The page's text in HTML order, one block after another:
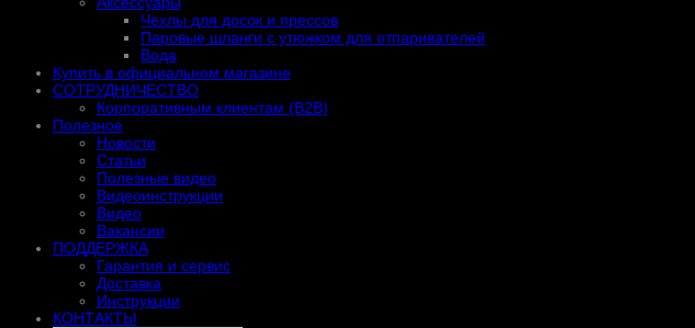
Чехлы для досок и прессов
Паровые шланги с утюжком для отпаривателей
Вода
Купить в официальном магазине
СОТРУДНИЧЕСТВО
Корпоративным клиентам (B2B)
Полезное
Новости
Статьи
Полезные видео
Видеоинструкции
Видео
Вакансии
ПОДДЕРЖКА
Гарантия и сервис
Доставка
Инструкции
КОНТАКТЫ